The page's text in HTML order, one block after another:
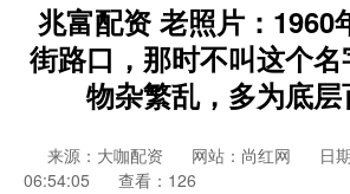
兆富配资 老照片：1960
街路口，那时不叫这个
物杂繁乱，多为底
来源：大咖配资 网站：尚红网
日
06:54:05
查看：126